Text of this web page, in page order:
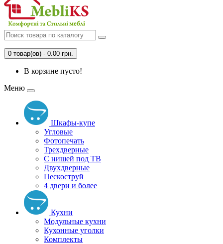
0 товар(ов) - 0.00 грн.
В корзине пусто!
Меню
Шкафы-купе
Угловые
Фотопечать
Трехдверные
С нишей под ТВ
Двухдверные
Пескоструй
4 двери и более
Кухни
Модульные кухни
Кухонные уголки
Комплекты